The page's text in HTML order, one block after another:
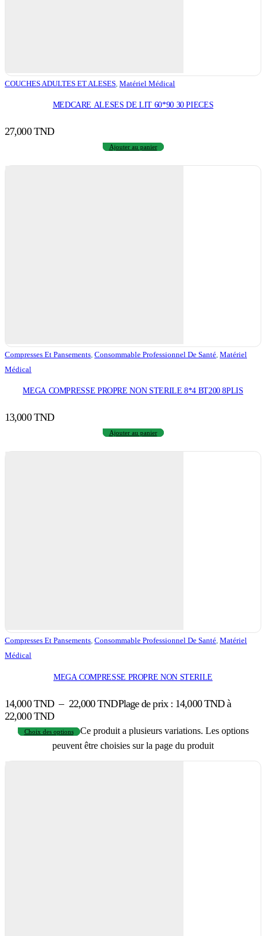
COUCHES ADULTES ET ALESES Matériel Médical
MEDCARE ALESES DE LIT 60*90 30 PIECES
27,000TND
Ajouter au panier
Compresses Et Pansements Consommable Professionnel De Santé Matériel
Médical
MEGA COMPRESSE PROPRE NON STERILE 8*4 BT200 8PLIS
13,000TND
Ajouter au panier
Compresses Et Pansements, Consommable Professionnel De Santé, Matériel
Médical
MEGA COMPRESSE PROPRE NON STERILE
14,000TND – 22,000TNDPlage de prix : 14,000 TND à
22,000 TND
Choix des options
Ce produit a plusieurs variations. Les options
peuvent être choisies sur la page du produit